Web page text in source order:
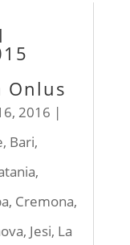
Onlus
2016 |
, Bari,
,
, Cremona,
, Jesi, La